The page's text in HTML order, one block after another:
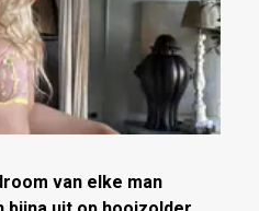
van elke man